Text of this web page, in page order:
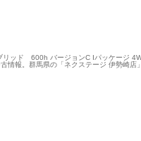
リッド 600h バージョンC Iパッケージ
古情報。群馬県の「ネクステージ 伊勢崎店